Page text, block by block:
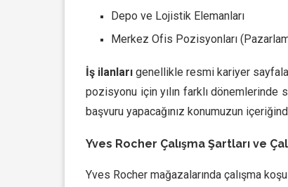
Depo ve Lojistik Elemanları
Merkez Ofis Pozisyonları
İş ilanları genellikle resmi kariyer
pozisyonu için yılın farklı dönemlerinde
başvuru yapacağınız konumuzun
Yves Rocher Çalışma Şartları ve
Yves Rocher mağazalarında çalışma